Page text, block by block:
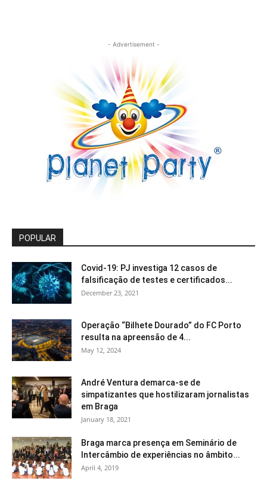
- Advertisement -
POPULAR
Covid-19: PJ investiga 12 casos de
falsificação de testes e certificados...
December 23, 2021
Operação “Bilhete Dourado” do FC Porto
resulta na apreensão de 4...
May 12, 2024
André Ventura demarca-se de
simpatizantes que hostilizaram jornalistas
em Braga
January 18, 2021
Braga marca presença em Seminário de
Intercâmbio de experiências no âmbito...
April 4, 2019